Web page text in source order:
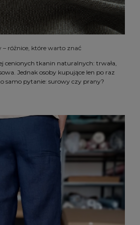
– różnice, które warto znać
cenionych tkanin naturalnych: trwała,
Jednak osoby kupujące len po raz
samo pytanie: surowy czy prany?